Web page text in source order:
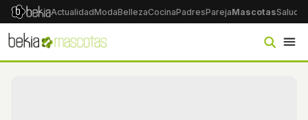
ActualidadModaBellezaCocinaPadresParejaMascotasSalud